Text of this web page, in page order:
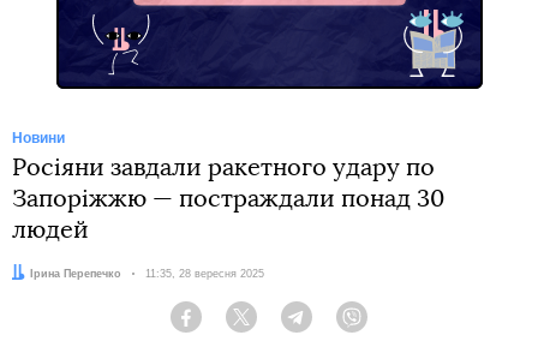
Новини
Росіяни завдали ракетного удару по
Запоріжжю — постраждали понад 30
людей
Автор:Ірина Перепечко Дата:
11:35, 28 вересня 2025
Facebook Twitter Telegram